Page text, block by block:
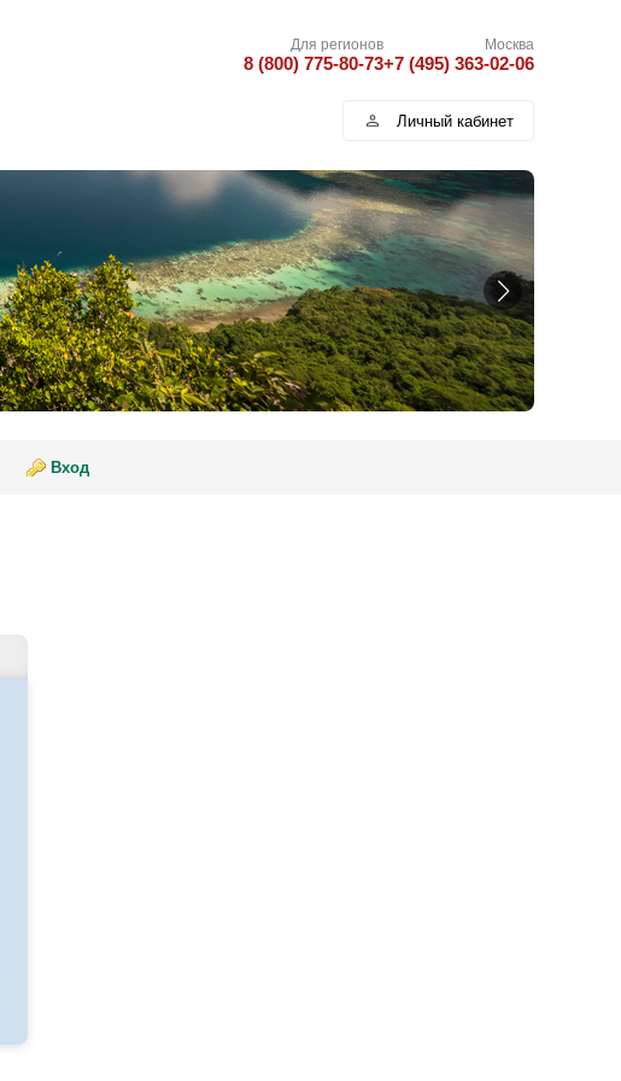
Для регионов
8 (800) 775-80-73
Москва
+7 (495) 363-02-06
Личный кабинет
Вход